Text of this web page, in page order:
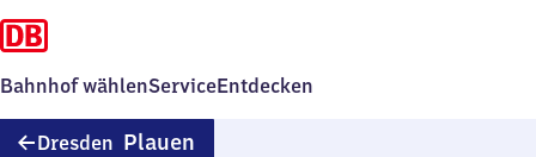
Bahnhof wählenServiceEntdecken
Dresden Plauen